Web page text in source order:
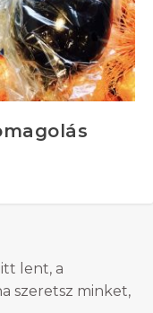
lent, a
szeretsz minket,